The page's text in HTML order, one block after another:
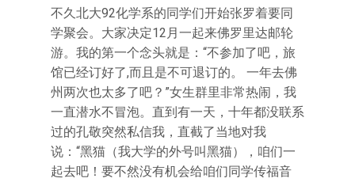
不久北大92化学系的同学们开始张罗着要同
学聚会。大家决定12月一起来佛罗里达邮轮
游。我的第一个念头就是：“不参加了吧，旅
馆已经订好了,而且是不可退订的。 一年去佛
州两次也太多了吧？”女生群里非常热闹，我
一直潜水不冒泡。直到有一天，十年都没联系
过的孔敬突然私信我，直截了当地对我
说：“黑猫（我大学的外号叫黑猫），咱们一
起去吧！要不然没有机会给咱们同学传福音